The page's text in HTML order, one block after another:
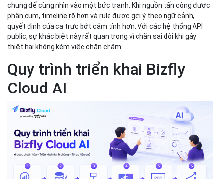
chung để cùng nhìn vào một bức tranh. Khi nguồn tấn công được
phân cụm, timeline rõ hơn và rule được gợi ý theo ngữ cảnh,
quyết định của ca trực bớt cảm tính hơn. Với các hệ thống API
public, sự khác biệt này rất quan trọng vì chặn sai đôi khi gây
thiệt hại không kém việc chặn chậm.
Quy trình triển khai Bizfly
Cloud AI